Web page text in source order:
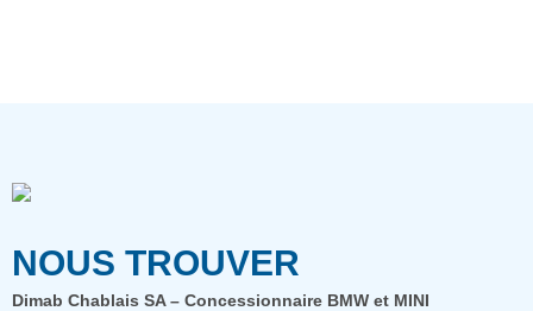
NOUS TROUVER
Dimab Chablais SA – Concessionnaire BMW et MINI